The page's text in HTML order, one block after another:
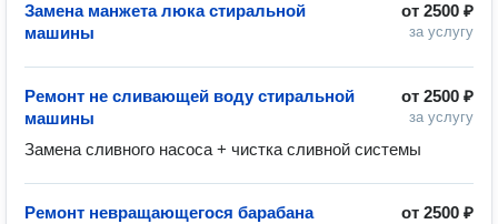
от 2500 ₽
за услугу
Замена манжета люка стиральной
машины
от 2500 ₽
за услугу
Ремонт не сливающей воду стиральной
машины
Замена сливного насоса + чистка сливной системы
от 2500 ₽
Ремонт невращающегося барабана